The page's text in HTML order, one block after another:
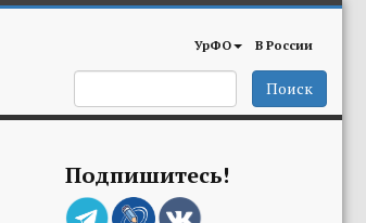
УрФО В России
Поиск
Подпишитесь!